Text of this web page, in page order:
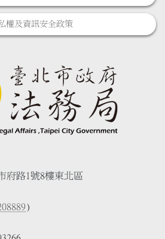
權及資訊安全政策
府路1號8樓東北區
)